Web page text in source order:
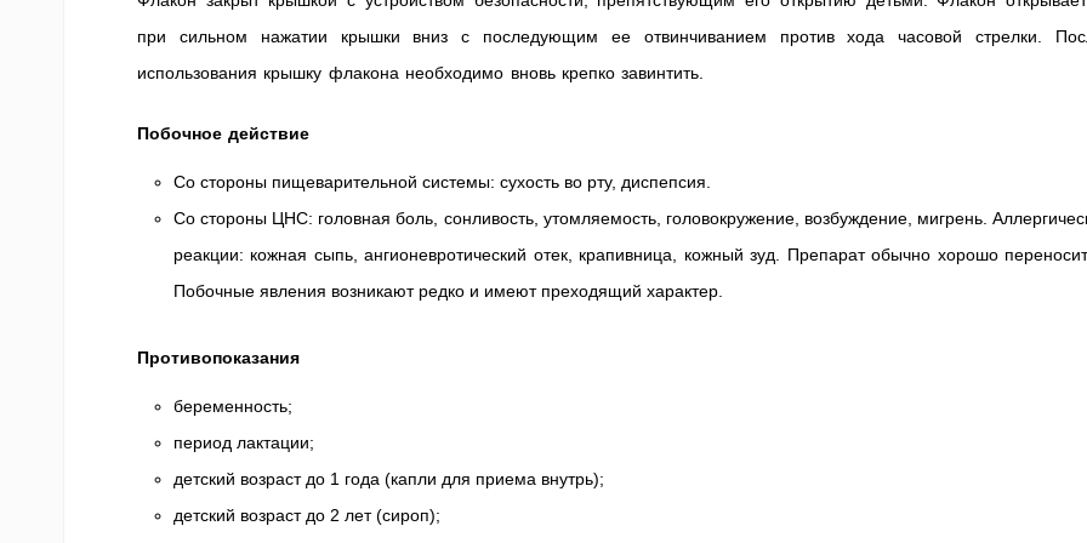
при сильном нажатии крышки вниз с последующим ее отвинчиванием против хода часовой стрелки.
использования крышку флакона необходимо вновь крепко завинтить.
Побочное действие
Со стороны пищеварительной системы: сухость во рту, диспепсия.
Со стороны ЦНС: головная боль, сонливость, утомляемость, головокружение, возбуждение, мигрень.
реакции: кожная сыпь, ангионевротический отек, крапивница, кожный зуд. Препарат обычно хорошо
Побочные явления возникают редко и имеют преходящий характер.
Противопоказания
беременность;
период лактации;
детский возраст до 1 года (капли для приема внутрь);
детский возраст до 2 лет (сироп);